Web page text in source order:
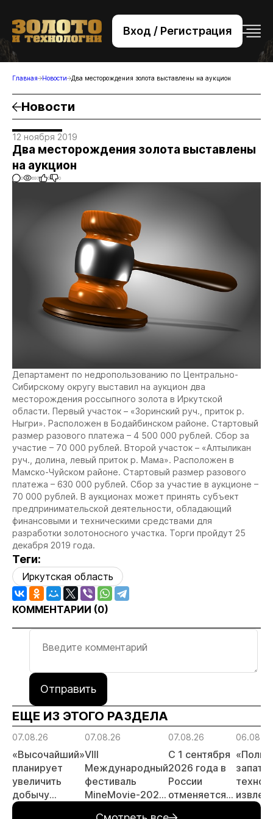
Вход / Регистрация
+7 (495) 221-76-32
bsv@zolteh.ru
Главная Новости Два месторождения золота выставлены на аукцион
Новости
12 ноября 2019
Два месторождения золота выставлены
на аукцион
0 697 0 0
Департамент по недропользованию по Центрально-
Сибирскому округу выставил на аукцион два
месторождения россыпного золота в Иркутской
области. Первый участок – «Зоринский руч., приток р.
Ныгри». Расположен в Бодайбинском районе. Стартовый
размер разового платежа – 4 500 000 рублей. Сбор за
участие – 70 000 рублей. Второй участок – «Алтыликан
руч., долина, левый приток р. Мама». Расположен в
Мамско-Чуйском районе. Стартовый размер разового
платежа – 630 000 рублей. Сбор за участие в аукционе –
70 000 рублей. В аукционах может принять субъект
предпринимательской деятельности, обладающий
финансовыми и техническими средствами для
разработки золотоносного участка. Торги пройдут 25
декабря 2019 года.
Теги:
Иркутская область
КОММЕНТАРИИ (0)
Отправить
ЕЩЕ ИЗ ЭТОГО РАЗДЕЛА
07.08.26
«Высочайший»
планирует
увеличить
добычу
золота до 10
07.08.26
VIII
Международный
фестиваль
MineMovie-2026
07.08.26
С 1 сентября
2026 года в
России
отменяется
06.08.26
золота